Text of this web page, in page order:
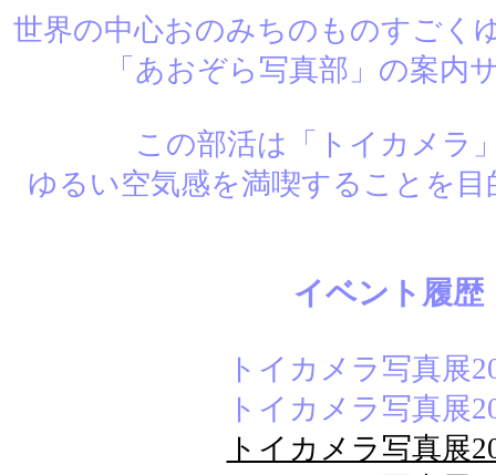
世界の中心おのみちのものすごく
「あおぞら写真部」の案内
この部活は「トイカメラ
ゆるい空気感を満喫することを
イベント履歴
トイカメラ写真展
トイカメラ写真展
トイカメラ写真展